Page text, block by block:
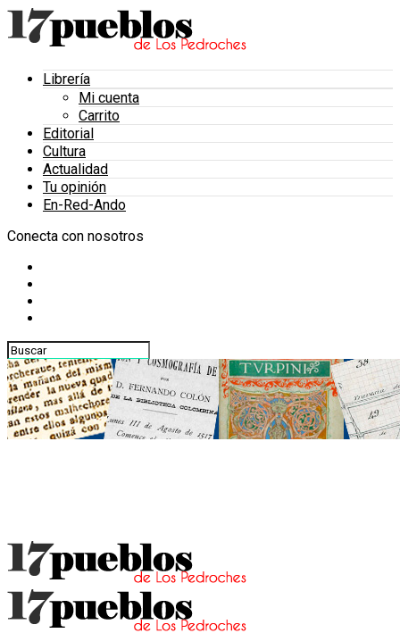
Librería
Mi cuenta
Carrito
Editorial
Cultura
Actualidad
Tu opinión
En-Red-Ando
Conecta con nosotros